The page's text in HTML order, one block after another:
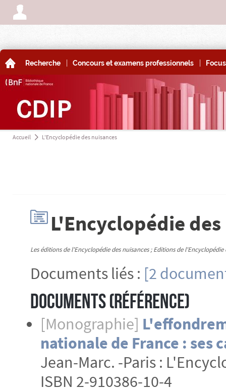
A
A Recherche | Concours et examens professionnels | Focus
Accueil a L'Encyclopédie des nuisances
H L'Encyclopédie
Les éditions de l'Encyclopédie des nuisances ; Editions de
Documents liés : [2
Documents (Référence)
[Monographie]
nationale de France : ses
Jean-Marc. -Paris :
ISBN 2-910386-10-4